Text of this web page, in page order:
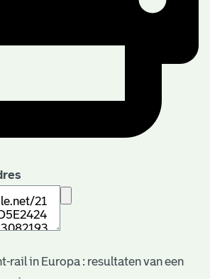
rail in Europa : resultaten van een